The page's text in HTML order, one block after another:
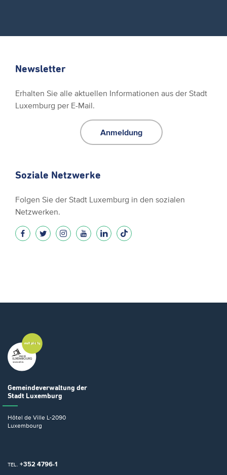
Newsletter
Erhalten Sie alle aktuellen Informationen aus der Stadt
Luxemburg per E-Mail.
Anmeldung
Soziale Netzwerke
Folgen Sie der Stadt Luxemburg in den sozialen
Netzwerken.
Gemeindeverwaltung der
Stadt Luxemburg
Hôtel de Ville L-2090
Luxembourg
TEL. +352 4796-1